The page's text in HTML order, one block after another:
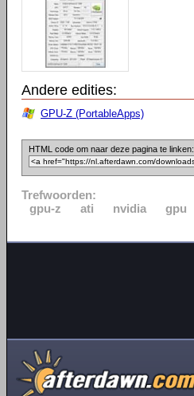
Andere edities:
GPU-Z (PortableApps)
HTML code om naar deze pagina te linken:
Trefwoorden:
gpu-z
ati nvidia gpu